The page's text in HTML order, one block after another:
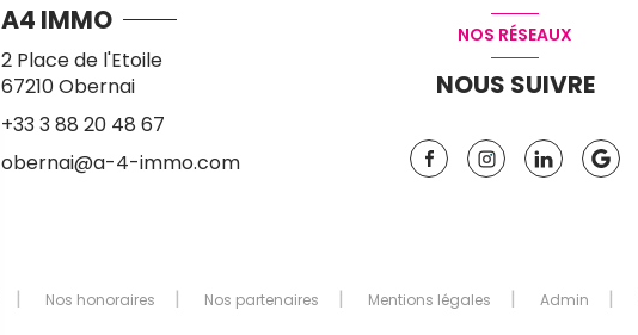
A4 IMMO
2 Place de l'Etoile
67210Obernai
+33 3 88 20 48 67
obernai@a-4-immo.com
NOS RÉSEAUX
NOUS SUIVRE
Nos honoraires Nos partenaires Mentions légales Admin